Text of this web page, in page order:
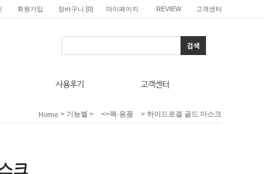
회원가입 장바구니 [0] 마이페이지 REVIEW 고객센터
사용후기 고객센터
Home > 기능별 > <>팩·용품 > 하이드로겔 골드 마스크
크